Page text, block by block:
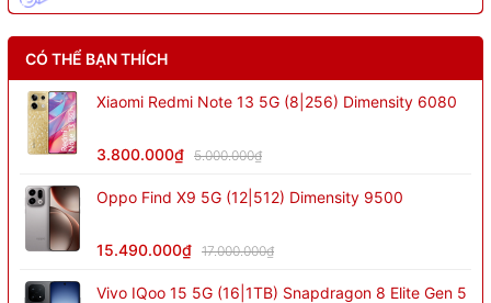
CÓ THỂ BẠN THÍCH
Xiaomi Redmi Note 13 5G (8|256) Dimensity 6080
3.800.000₫ 5.000.000₫
Oppo Find X9 5G (12|512) Dimensity 9500
15.490.000₫ 17.000.000₫
Vivo IQoo 15 5G (16|1TB) Snapdragon 8 Elite Gen 5